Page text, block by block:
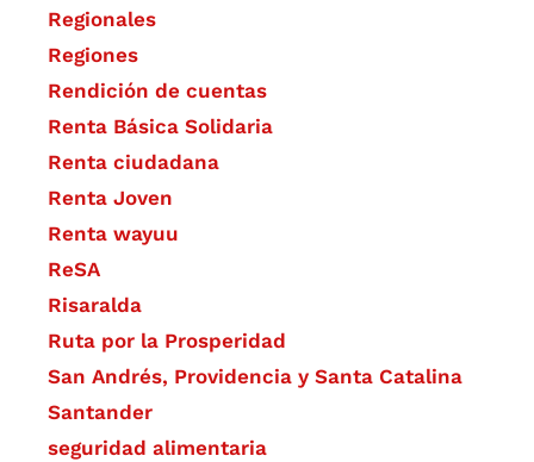
Regionales
Regiones
Rendición de cuentas
Renta Básica Solidaria
Renta ciudadana
Renta Joven
Renta wayuu
ReSA
Risaralda
Ruta por la Prosperidad
San Andrés, Providencia y Santa Catalina
Santander
seguridad alimentaria